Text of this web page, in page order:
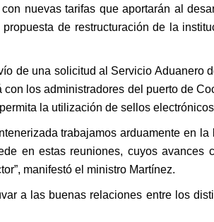
nuevas tarifas que aportarán al
de restructuración de la
de una solicitud al Servicio Aduanero
los administradores del puerto de
la utilización de sellos
trabajamos arduamente en la
en estas reuniones, cuyos avances
manifestó el ministro Martínez.
a las buenas relaciones entre los